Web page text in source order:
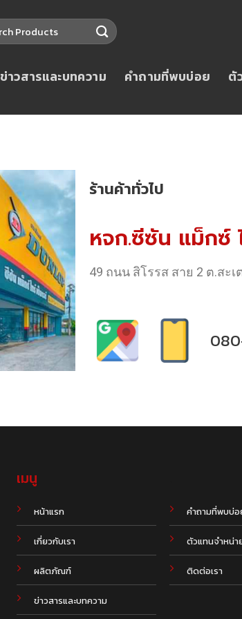
ข่าวสารและบทความ คำถามที่พบบ่อย
ตั
ร้านค้าทั่วไป
หจก.ซีซัน แม็กซ์
49 ถนน สิโรรส สาย 2 ต.สะเ
เมนู
หน้าแรก
เกี่ยวกับเรา
ผลิตภัณฑ์
ข่าวสารและบทความ
คำถามที่พบบ่
ตัวแทนจำหน่า
ติดต่อเรา